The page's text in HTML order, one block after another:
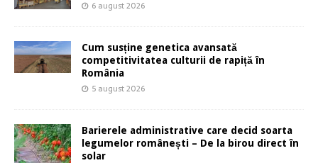
6 august 2026
Cum susține genetica avansată
competitivitatea culturii de rapiță în
România
5 august 2026
Barierele administrative care decid soarta
legumelor românești – De la birou direct în
solar